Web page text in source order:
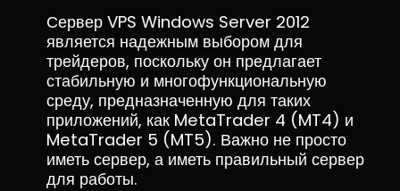
Сервер VPS Windows Server 2012
является надежным выбором для
трейдеров, поскольку он предлагает
стабильную и многофункциональную
среду, предназначенную для таких
приложений, как MetaTrader 4 (MT4) и
MetaTrader 5 (MT5). Важно не просто
иметь сервер, а иметь правильный сервер
для работы.